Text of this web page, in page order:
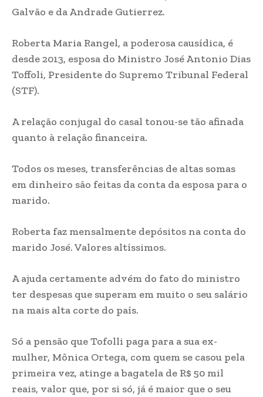
Galvão e da Andrade Gutierrez.
Roberta Maria Rangel, a poderosa causídica, é
desde 2013, esposa do Ministro José Antonio Dias
Toffoli, Presidente do Supremo Tribunal Federal
(STF).
A relação conjugal do casal tonou-se tão afinada
quanto à relação financeira.
Todos os meses, transferências de altas somas
em dinheiro são feitas da conta da esposa para o
marido.
Roberta faz mensalmente depósitos na conta do
marido José. Valores altíssimos.
A ajuda certamente advém do fato do ministro
ter despesas que superam em muito o seu salário
na mais alta corte do país.
Só a pensão que Tofolli paga para a sua ex-
mulher, Mônica Ortega, com quem se casou pela
primeira vez, atinge a bagatela de R$ 50 mil
reais, valor que, por si só, já é maior que o seu